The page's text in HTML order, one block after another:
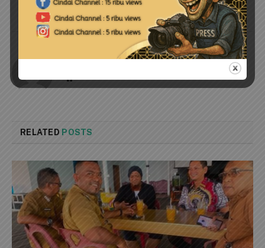
cindai
Website
RELATED POSTS